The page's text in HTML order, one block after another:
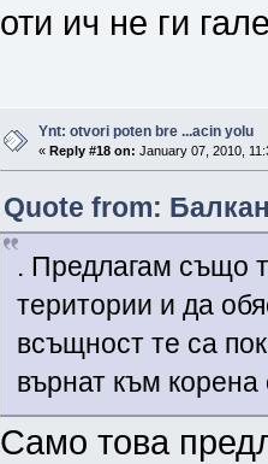
оти ич не ги
Ynt: otvori poten bre ...acin yolu
« Reply #18 on: January 07, 2010,
Quote from:
. Предлагам също
територии и да
всъщност те са
върнат към
Само това